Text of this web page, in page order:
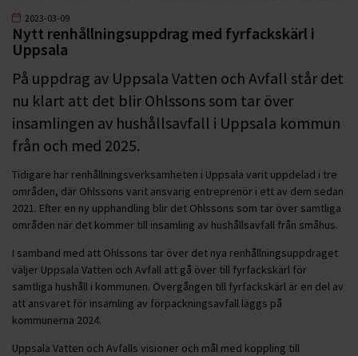
2023-03-09
Nytt renhållningsuppdrag med fyrfackskärl i
Uppsala
På uppdrag av Uppsala Vatten och Avfall står det
nu klart att det blir Ohlssons som tar över
insamlingen av hushållsavfall i Uppsala kommun
från och med 2025.
Tidigare har renhållningsverksamheten i Uppsala varit uppdelad i tre
områden, där Ohlssons varit ansvarig entreprenör i ett av dem sedan
2021. Efter en ny upphandling blir det Ohlssons som tar över samtliga
områden när det kommer till insamling av hushållsavfall från småhus.
I samband med att Ohlssons tar över det nya renhållningsuppdraget
väljer Uppsala Vatten och Avfall att gå över till fyrfackskärl för
samtliga hushåll i kommunen. Övergången till fyrfackskärl är en del av
att ansvaret för insamling av förpackningsavfall läggs på
kommunerna 2024.
Uppsala Vatten och Avfalls visioner och mål med koppling till